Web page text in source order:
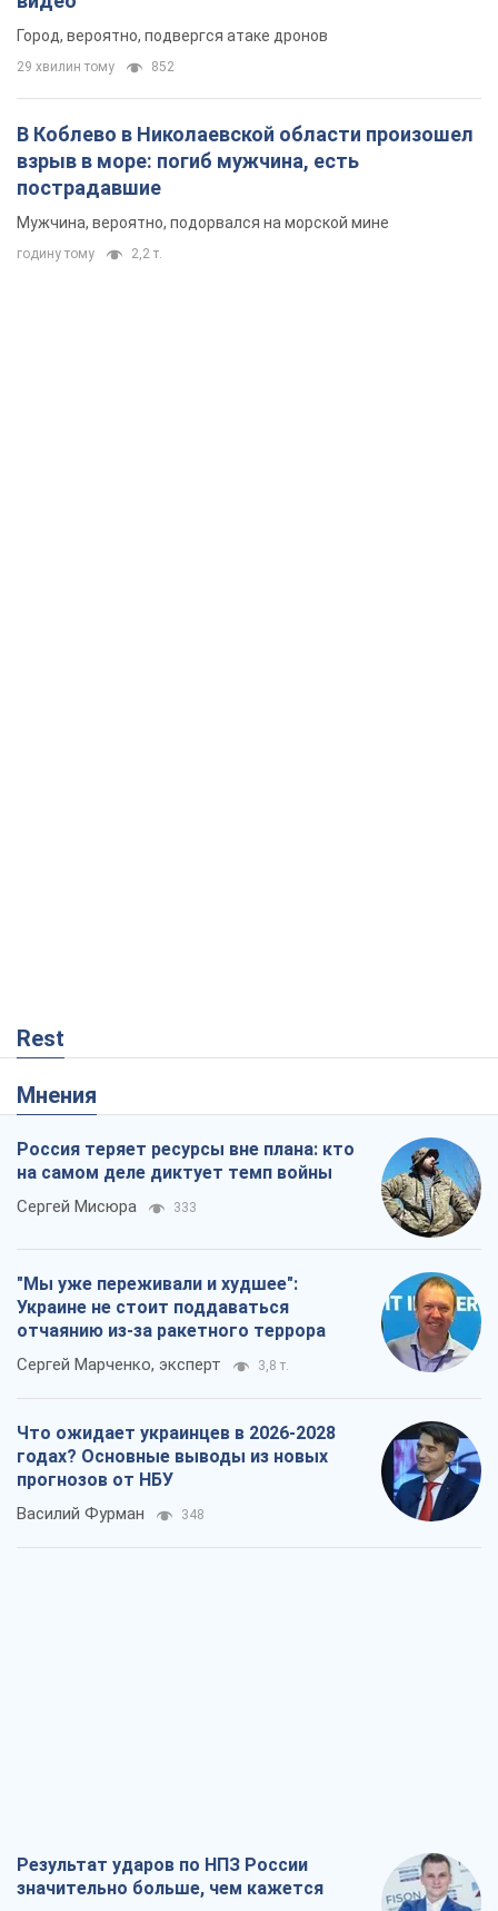
Город, вероятно, подвергся атаке дронов
29 хвилин тому 852
В Коблево в Николаевской области произошел
взрыв в море: погиб мужчина, есть
пострадавшие
Мужчина, вероятно, подорвался на морской мине
годину тому 2,2 т.
Rest
Мнения
Россия теряет ресурсы вне плана: кто
на самом деле диктует темп войны
Сергей Мисюра 333
"Мы уже переживали и худшее":
Украине не стоит поддаваться
отчаянию из-за ракетного террора
Сергей Марченко, эксперт 3,8 т.
Что ожидает украинцев в 2026-2028
годах? Основные выводы из новых
прогнозов от НБУ
Василий Фурман 348
Результат ударов по НПЗ России
значительно больше, чем кажется